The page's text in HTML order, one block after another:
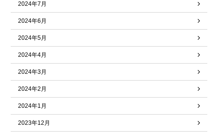
2024年7月
2024年6月
2024年5月
2024年4月
2024年3月
2024年2月
2024年1月
2023年12月